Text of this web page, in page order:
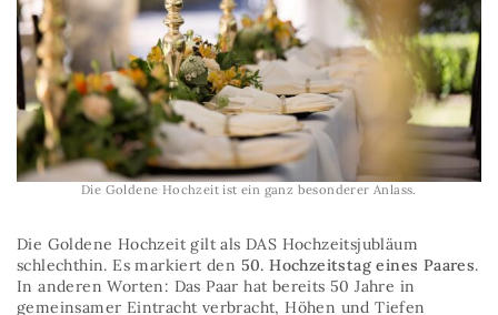
Die Goldene Hochzeit ist ein ganz besonderer Anlass.
Die Goldene Hochzeit gilt als DAS Hochzeitsjubläum
schlechthin. Es markiert den 50. Hochzeitstag eines Paares.
In anderen Worten: Das Paar hat bereits 50 Jahre in
gemeinsamer Eintracht verbracht, Höhen und Tiefen